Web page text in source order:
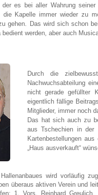
es bei aller Wahrung
die Kapelle immer wieder zu
gehen. Das wird sich schon
werden, aber auch
Durch die
Nachwuchsabteilung
nicht gerade gefüllter
eigentlich fällige
Mitglieder, immer noch
Das hat sich auch zu
aus Tschechien in der
Kartenbestellungen
„Haus ausverkauft“
wird vorläufig
überaus aktiven Verein und
1. Vors. Reinhard